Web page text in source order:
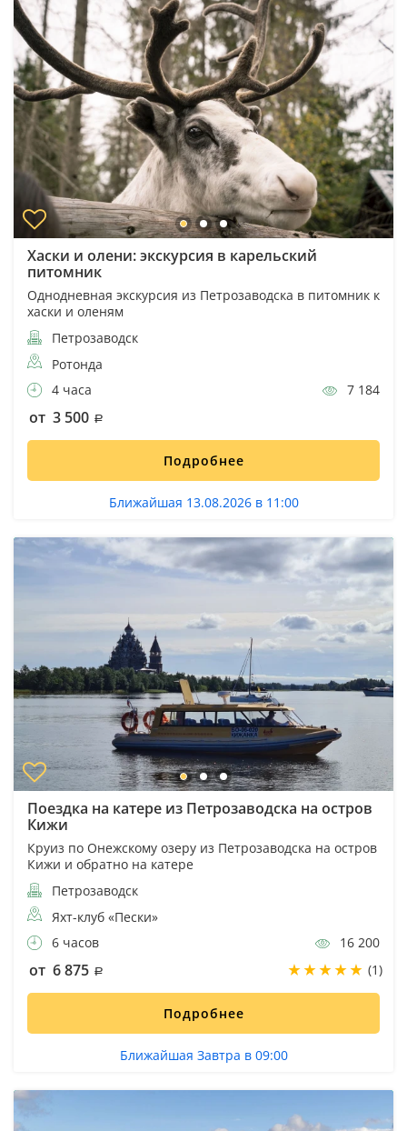
Хаски и олени: экскурсия в карельский
питомник
Однодневная экскурсия из Петрозаводска в питомник к
хаски и оленям
Петрозаводск
Ротонда
4 часа
7 184
от 3 500
Подробнее
Ближайшая 13.08.2026 в 11:00
Поездка на катере из Петрозаводска на остров
Кижи
Круиз по Онежскому озеру из Петрозаводска на остров
Кижи и обратно на катере
Петрозаводск
Яхт-клуб «Пески»
6 часов
16 200
от 6 875 (1)
Подробнее
Ближайшая Завтра в 09:00